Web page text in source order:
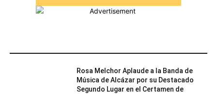
Rosa Melchor Aplaude a la Banda de
Música de Alcázar por su Destacado
Segundo Lugar en el Certamen de